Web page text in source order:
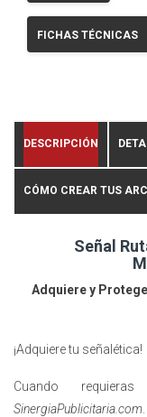
FICHAS TÉCNICAS
DESCRIPCIÓN
CÓMO CREAR TUS
Señal
Adquiere y
¡Adquiere tu señalética!
Cuando
SinergiaPublicitaria.com